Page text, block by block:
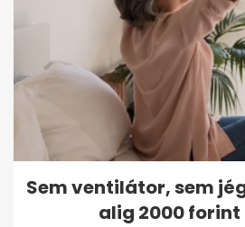
Sem ventilátor, sem
alig 2000 forint